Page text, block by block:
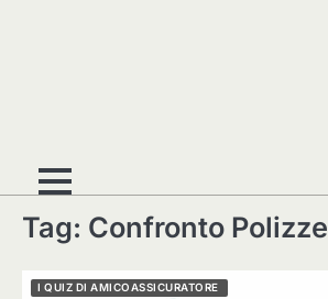
Tag: Confronto Polizze
I QUIZ DI AMICOASSICURATORE